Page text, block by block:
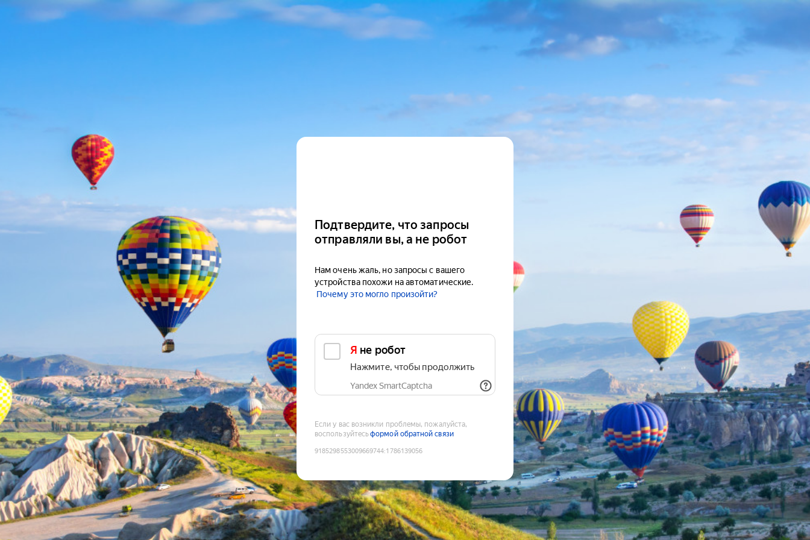
Подтвердите, что запросы
отправляли вы, а не робот
Нам очень жаль, но запросы с вашего
устройства похожи на автоматические.
Почему это могло произойти?
Я не робот
Нажмите, чтобы продолжить
Yandex SmartCaptcha
Если у вас возникли проблемы, пожалуйста,
воспользуйтесьформой обратной связи
9185298553009669744:1786139056